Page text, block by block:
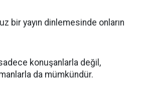
bir yayın dinlemesinde onların
konuşanlarla değil,
da mümkündür.